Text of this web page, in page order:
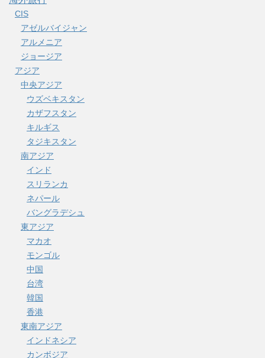
CIS
アゼルバイジャン
アルメニア
ジョージア
アジア
中央アジア
ウズベキスタン
カザフスタン
キルギス
タジキスタン
南アジア
インド
スリランカ
ネパール
バングラデシュ
東アジア
マカオ
モンゴル
中国
台湾
韓国
香港
東南アジア
インドネシア
カンボジア